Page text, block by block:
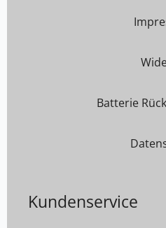
Batterie
Kundenservice